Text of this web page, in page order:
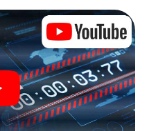
Escape Room in Spenge
eingesperrt, aus dem Sie
befreien
erklärt ganz
Spielfeld! Die technische
in Spenge: Ein
Internet. Per Klick